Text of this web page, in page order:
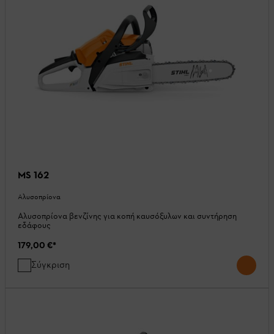
MS 162
Αλυσοπρίονα
Αλυσοπρίονα βενζίνης για κοπή καυσόξυλων και συντήρηση
εδάφους
179,00 €*
Σύγκριση